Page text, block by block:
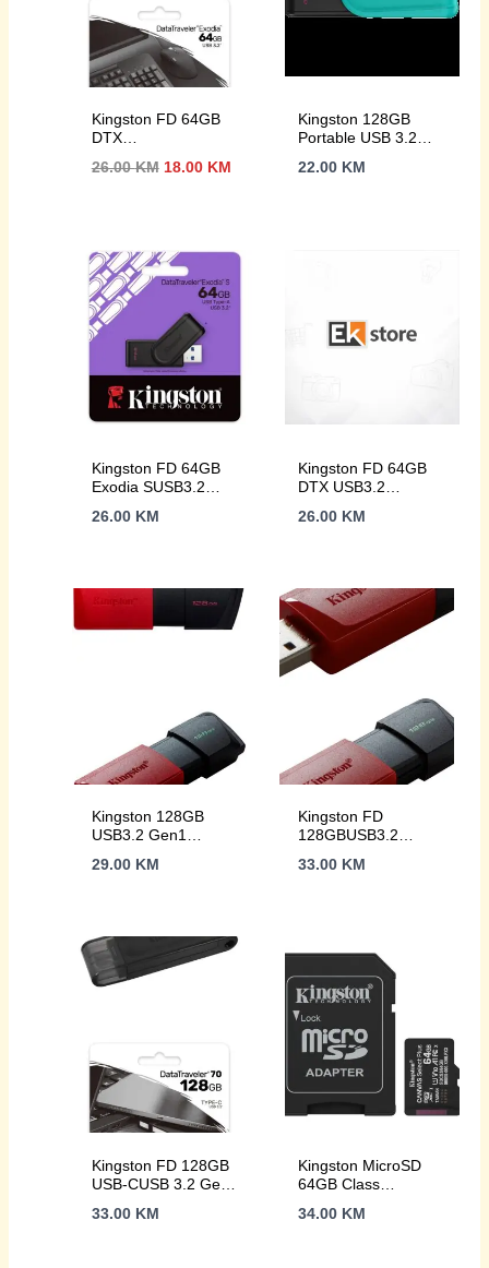
Kingston FD 64GB
DTX
Exodia
26.00KM Izvorna
18.00 KMTrenutna
Kingston 128GB
Portable USB 3.2
Exodia S
22.00 KM
Kingston FD 64GB
Exodia SUSB3.2
S
26.00 KM
Kingston FD 64GB
DTX USB3.2
Gen 1
26.00 KM
Kingston 128GB
USB3.2 Gen1
M (Black + Red)
29.00 KM
Kingston FD
128GBUSB3.2
M
33.00 KM
Kingston FD 128GB
USB-CUSB 3.2 Gen
and simple design
33.00 KM
Kingston MicroSD
64GB Class
Plus100MBs
34.00 KM